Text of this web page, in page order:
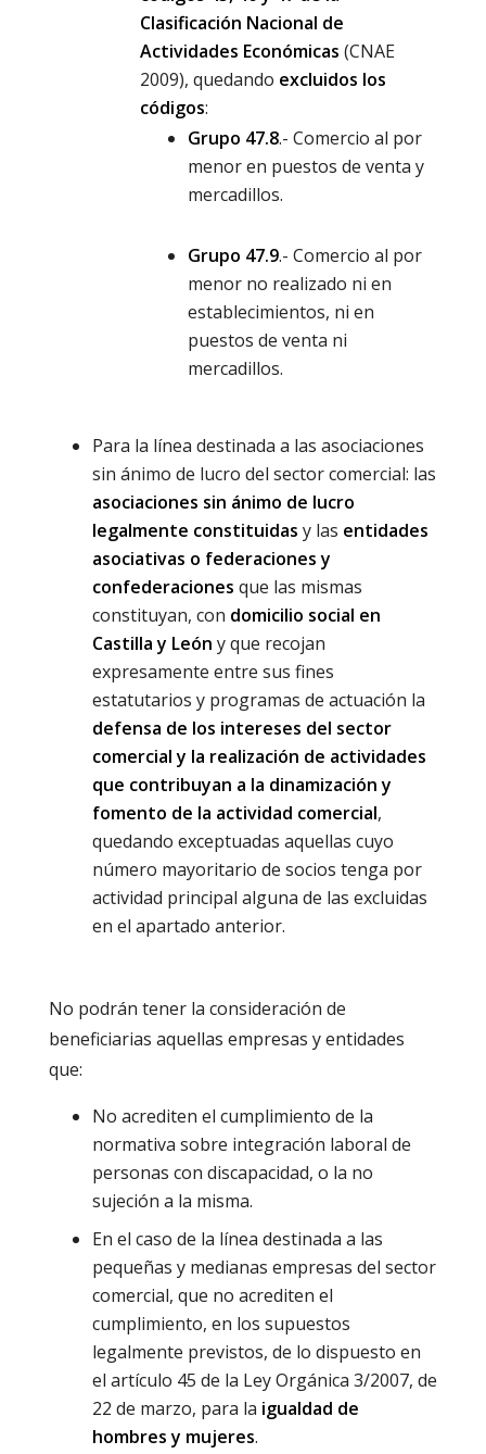
Clasificación Nacional de
Actividades Económicas (CNAE
2009), quedando excluidos los
códigos:
Grupo 47.8.- Comercio al por
menor en puestos de venta y
mercadillos.
Grupo 47.9.- Comercio al por
menor no realizado ni en
establecimientos, ni en
puestos de venta ni
mercadillos.
Para la línea destinada a las asociaciones
sin ánimo de lucro del sector comercial: las
asociaciones sin ánimo de lucro
legalmente constituidas y las entidades
asociativas o federaciones y
confederaciones que las mismas
constituyan, con domicilio social en
Castilla y León y que recojan
expresamente entre sus fines
estatutarios y programas de actuación la
defensa de los intereses del sector
comercial y la realización de actividades
que contribuyan a la dinamización y
fomento de la actividad comercial,
quedando exceptuadas aquellas cuyo
número mayoritario de socios tenga por
actividad principal alguna de las excluidas
en el apartado anterior.
No podrán tener la consideración de
beneficiarias aquellas empresas y entidades
que:
No acrediten el cumplimiento de la
normativa sobre integración laboral de
personas con discapacidad, o la no
sujeción a la misma.
En el caso de la línea destinada a las
pequeñas y medianas empresas del sector
comercial, que no acrediten el
cumplimiento, en los supuestos
legalmente previstos, de lo dispuesto en
el artículo 45 de la Ley Orgánica 3/2007, de
22 de marzo, para la igualdad de
hombres y mujeres.